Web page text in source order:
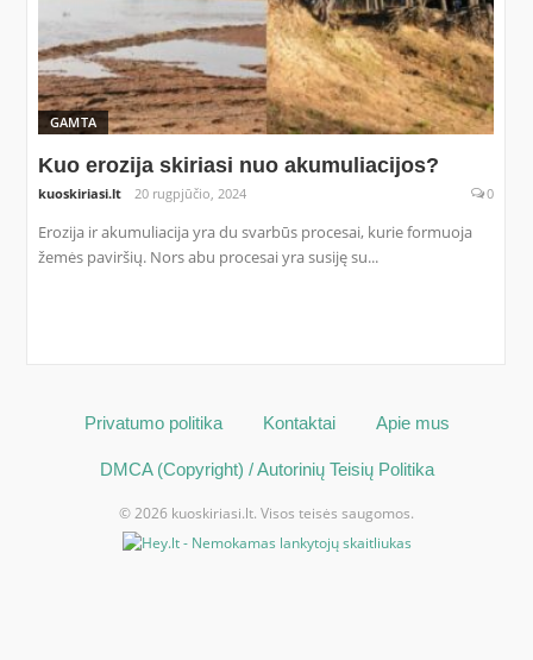
GAMTA
Kuo erozija skiriasi nuo akumuliacijos?
kuoskiriasi.lt 20 rugpjūčio, 2024 0
Erozija ir akumuliacija yra du svarbūs procesai, kurie formuoja
žemės paviršių. Nors abu procesai yra susiję su...
Privatumo politika Kontaktai Apie mus
DMCA (Copyright) / Autorinių Teisių Politika
© 2026 kuoskiriasi.lt. Visos teisės saugomos.